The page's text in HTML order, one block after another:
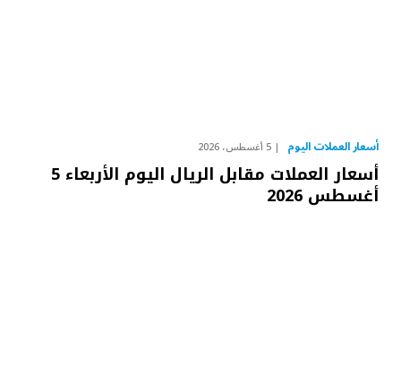
أسعار العملات اليوم 5 أغسطس، 2026
أسعار العملات مقابل الريال اليوم الأربعاء 5
أغسطس 2026